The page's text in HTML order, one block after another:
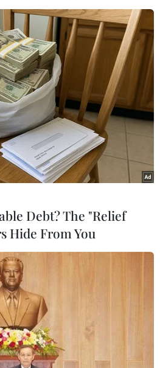
Ông Kim Sang-sik trăn
trở gì về hàng phòng
ASEAN Cup?
Debt? The "Relief
Hide From You